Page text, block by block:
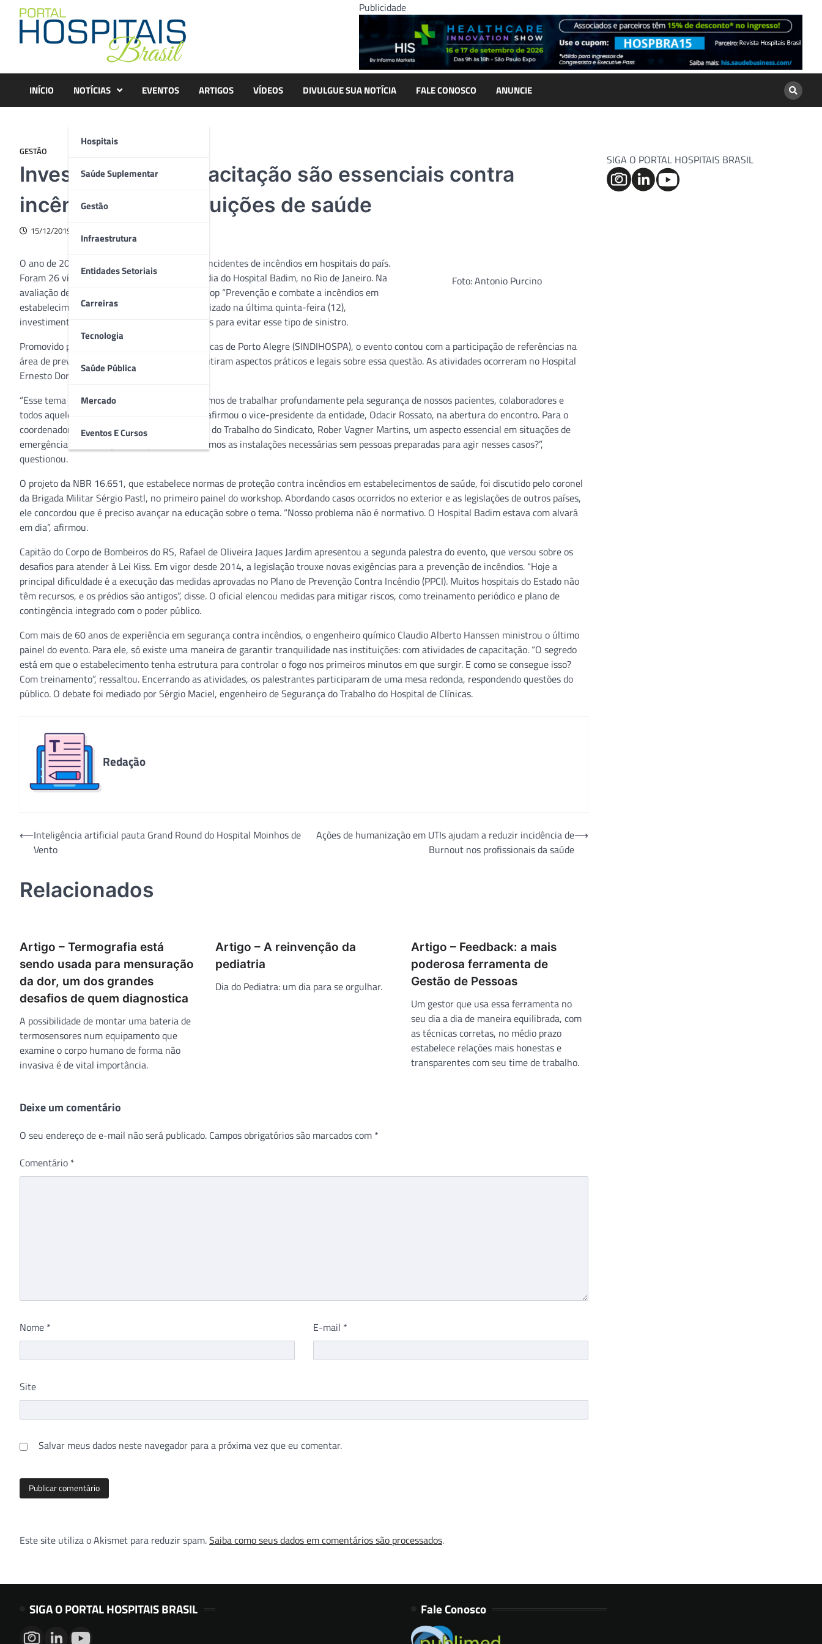
content
Publicidade
INÍCIO NOTÍCIAS
Hospitais
Saúde Suplementar
Gestão
Infraestrutura
Entidades Setoriais
Carreiras
Tecnologia
Saúde Pública
Mercado
Eventos E Cursos
EVENTOS ARTIGOS VÍDEOS DIVULGUE SUA NOTÍCIA FALE CONOSCO ANUNCIE
GESTÃO
Investimento e capacitação são essenciais contra
incêndios em instituições de saúde
15/12/2019
Foto: Antonio Purcino
O ano de 2019 foi marcado por uma série de incidentes de incêndios em hospitais do país.
Foram 26 vítimas fatais — 22 delas na tragédia do Hospital Badim, no Rio de Janeiro. Na
avaliação de especialistas reunidos no workshop “Prevenção e combate a incêndios em
estabelecimentos assistenciais de saúde”, realizado na última quinta-feira (12),
investimentos e capacitação são fundamentais para evitar esse tipo de sinistro.
Promovido pelo Sindicato dos Hospitais e Clínicas de Porto Alegre (SINDIHOSPA), o evento contou com a participação de referências na
área de prevenção contra incêndios, que discutiram aspectos práticos e legais sobre essa questão. As atividades ocorreram no Hospital
Ernesto Dornelles, na capital gaúcha.
“Esse tema tira o sono de muitos gestores. Temos de trabalhar profundamente pela segurança de nossos pacientes, colaboradores e
todos aqueles que circulam nas instituições”, afirmou o vice-presidente da entidade, Odacir Rossato, na abertura do encontro. Para o
coordenador do Comitê de Saúde e Segurança do Trabalho do Sindicato, Rober Vagner Martins, um aspecto essencial em situações de
emergência é a educação. “De que adianta termos as instalações necessárias sem pessoas preparadas para agir nesses casos?”,
questionou.
O projeto da NBR 16.651, que estabelece normas de proteção contra incêndios em estabelecimentos de saúde, foi discutido pelo coronel
da Brigada Militar Sérgio Pastl, no primeiro painel do workshop. Abordando casos ocorridos no exterior e as legislações de outros países,
ele concordou que é preciso avançar na educação sobre o tema. “Nosso problema não é normativo. O Hospital Badim estava com alvará
em dia”, afirmou.
Capitão do Corpo de Bombeiros do RS, Rafael de Oliveira Jaques Jardim apresentou a segunda palestra do evento, que versou sobre os
desafios para atender à Lei Kiss. Em vigor desde 2014, a legislação trouxe novas exigências para a prevenção de incêndios. “Hoje a
principal dificuldade é a execução das medidas aprovadas no Plano de Prevenção Contra Incêndio (PPCI). Muitos hospitais do Estado não
têm recursos, e os prédios são antigos”, disse. O oficial elencou medidas para mitigar riscos, como treinamento periódico e plano de
contingência integrado com o poder público.
Com mais de 60 anos de experiência em segurança contra incêndios, o engenheiro químico Claudio Alberto Hanssen ministrou o último
painel do evento. Para ele, só existe uma maneira de garantir tranquilidade nas instituições: com atividades de capacitação. “O segredo
está em que o estabelecimento tenha estrutura para controlar o fogo nos primeiros minutos em que surgir. E como se consegue isso?
Com treinamento”, ressaltou. Encerrando as atividades, os palestrantes participaram de uma mesa redonda, respondendo questões do
público. O debate foi mediado por Sérgio Maciel, engenheiro de Segurança do Trabalho do Hospital de Clínicas.
Redação
Navegação
⟵Inteligência artificial pauta Grand Round do Hospital Moinhos de
Vento
Ações de humanização em UTIs ajudam a reduzir incidência de
Burnout nos profissionais da saúde
⟶
Relacionados
Artigo – Termografia está
sendo usada para mensuração
da dor, um dos grandes
desafios de quem diagnostica
A possibilidade de montar uma bateria de
termosensores num equipamento que
examine o corpo humano de forma não
invasiva é de vital importância.
Artigo – A reinvenção da
pediatria
Dia do Pediatra: um dia para se orgulhar.
Artigo – Feedback: a mais
poderosa ferramenta de
Gestão de Pessoas
Um gestor que usa essa ferramenta no
seu dia a dia de maneira equilibrada, com
as técnicas corretas, no médio prazo
estabelece relações mais honestas e
transparentes com seu time de trabalho.
Deixe um comentário
O seu endereço de e-mail não será publicado. Campos obrigatórios são marcados com *
Comentário *
Nome * E-mail *
Site
Salvar meus dados neste navegador para a próxima vez que eu comentar.
Este site utiliza o Akismet para reduzir spam.Saiba como seus dados em comentários são processados.
SIGA O PORTAL HOSPITAIS BRASIL
SIGA O PORTAL HOSPITAIS BRASIL Fale Conosco